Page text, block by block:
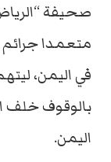
صحيفة
متعمدا جرائم
في اليمن،
بالوقوف خلف
اليمن.